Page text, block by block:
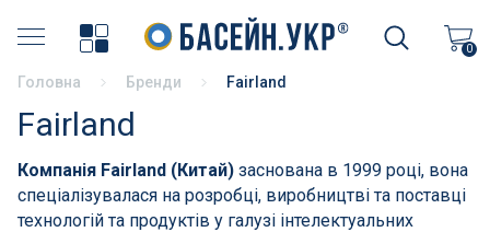
Хімія для басейну
Накриття басейнів
Бортовий камінь
0
Головна Бренди Fairland
Fairland
Компанія Fairland (Китай) заснована в 1999 році, вона
спеціалізувалася на розробці, виробництві та поставці
технологій та продуктів у галузі інтелектуальних